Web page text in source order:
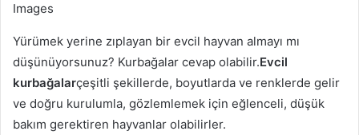
Images
Yürümek yerine zıplayan bir evcil hayvan almayı mı
düşünüyorsunuz? Kurbağalar cevap olabilir.Evcil
kurbağalarçeşitli şekillerde, boyutlarda ve renklerde gelir
ve doğru kurulumla, gözlemlemek için eğlenceli, düşük
bakım gerektiren hayvanlar olabilirler.